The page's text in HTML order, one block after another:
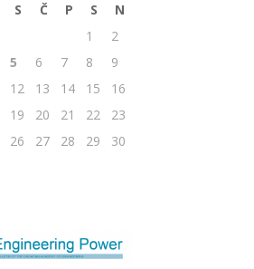
S Č P S
N
1
2
5 6 7 8
9
12 13 14 15
16
19 20 21 22
23
26 27 28 29
30